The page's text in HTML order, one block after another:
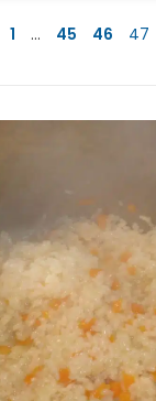
1 … 45 46 47